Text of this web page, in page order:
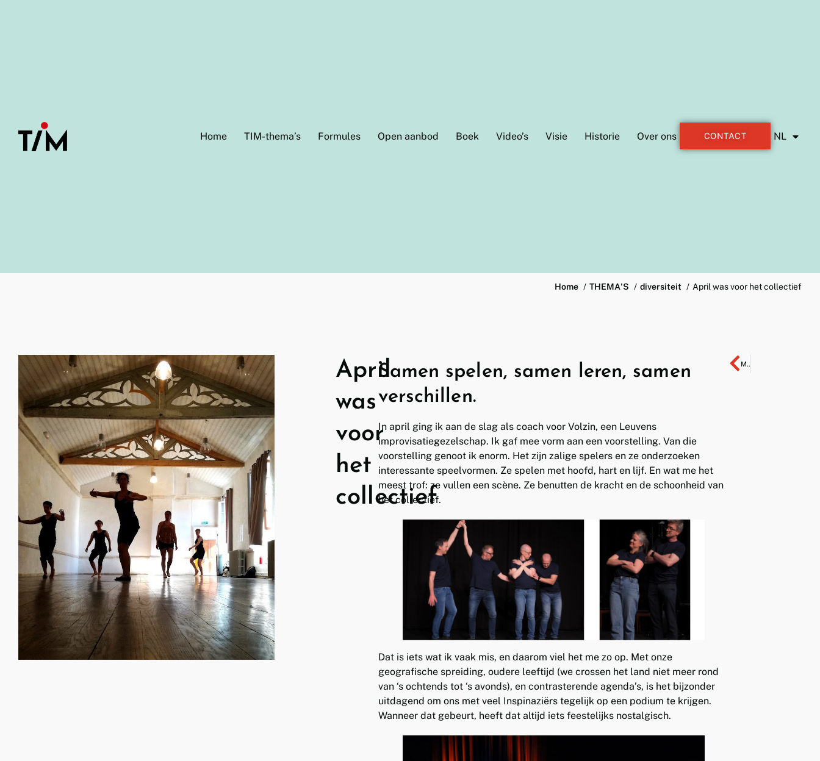
Home TIM-thema’s Formules Open aanbod Boek Video’s Visie Historie Over ons CONTACT NL
Home THEMA'S diversiteit April was voor het collectief
April
was
voor
het
collectief
Samen spelen, samen leren, samen
verschillen.
In april ging ik aan de slag als coach voor Volzin, een Leuvens
improvisatiegezelschap. Ik gaf mee vorm aan een voorstelling. Van die
voorstelling genoot ik enorm. Het zijn zalige spelers en ze onderzoeken
interessante speelvormen. Ze spelen met hoofd, hart en lijf. En wat me het
meest trof: ze vullen een scène. Ze benutten de kracht en de schoonheid van
het collectief.
Dat is iets wat ik vaak mis, en daarom viel het me zo op. Met onze
geografische spreiding, oudere leeftijd (we crossen het land niet meer rond
van ‘s ochtends tot ‘s avonds), en contrasterende agenda’s, is het bijzonder
uitdagend om ons met veel Inspinaziërs tegelijk op een podium te krijgen.
Wanneer dat gebeurt, heeft dat altijd iets feestelijks nostalgisch.
Maart was voor zorg